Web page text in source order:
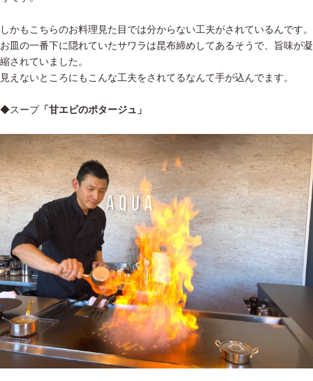
しかもこちらのお料理見た目では分からない工夫がされているんです。
お皿の一番下に隠れていたサワラは昆布締めしてあるそうで、旨味が凝
縮されていました。
見えないところにもこんな工夫をされてるなんて手が込んでます。
◆スープ「甘エビのポタージュ」